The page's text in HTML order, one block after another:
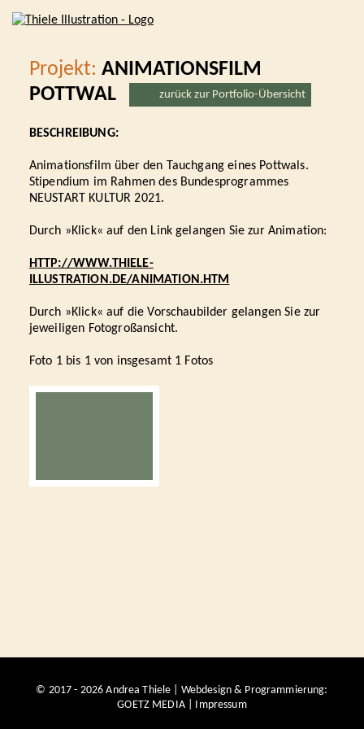
Projekt: ANIMATIONSFILM
POTTWAL
zurück zur Portfolio-Übersicht
BESCHREIBUNG:
Animationsfilm über den Tauchgang eines Pottwals.
Stipendium im Rahmen des Bundesprogrammes
NEUSTART KULTUR 2021.
Durch »Klick« auf den Link gelangen Sie zur Animation:
HTTP://WWW.THIELE-
ILLUSTRATION.DE/ANIMATION.HTM
Durch »Klick« auf die Vorschaubilder gelangen Sie zur
jeweiligen Fotogroßansicht.
Foto 1 bis 1 von insgesamt 1 Fotos
© 2017 - 2026 Andrea Thiele | Webdesign & Programmierung:
GOETZ MEDIA| Impressum